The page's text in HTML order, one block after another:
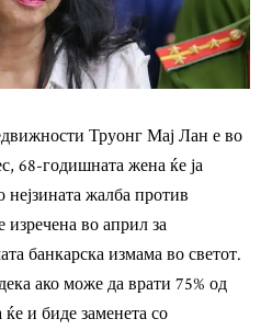
Труонг Мај Лан е во
68-годишната жена ќе ја
жалба против
во април за
банкарска измама во светот.
ако може да врати 75% од
и биде заменета со